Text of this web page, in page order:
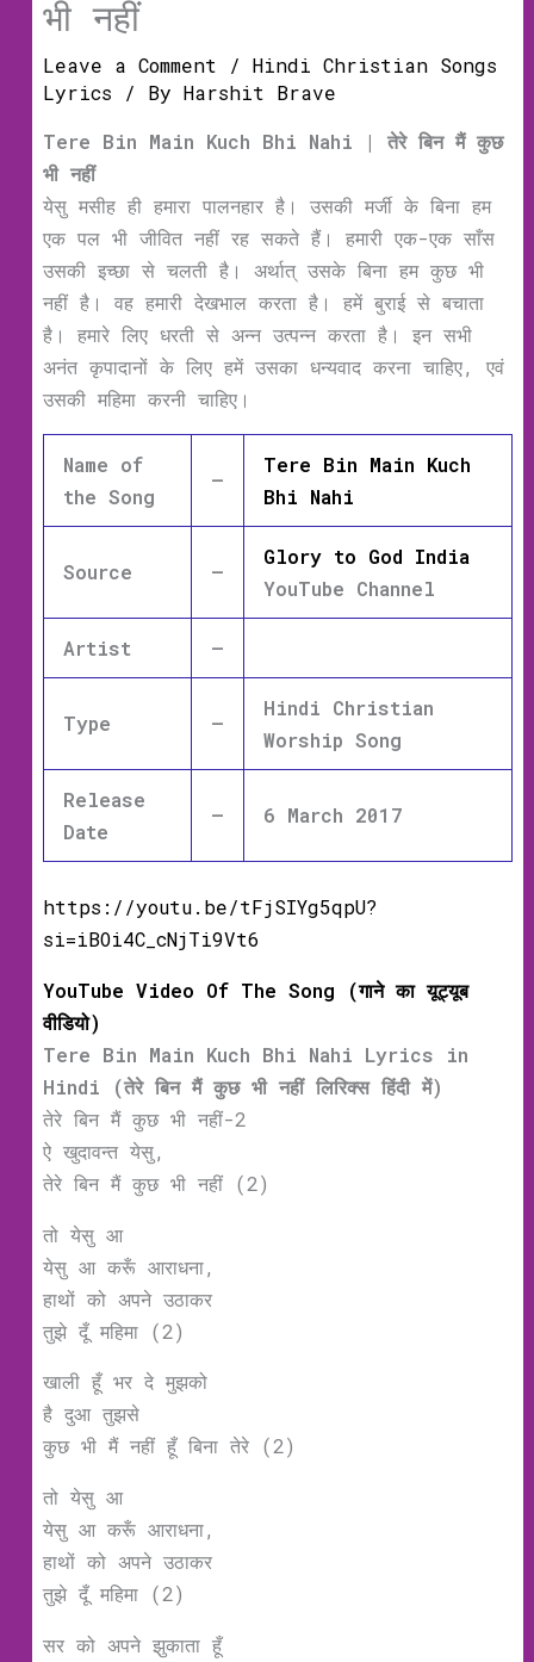
भी नहीं
Leave a Comment / Hindi Christian Songs
Lyrics / By Harshit Brave
Tere Bin Main Kuch Bhi Nahi | तेरे बिन मैं कुछ
भी नहीं
येसु मसीह ही हमारा पालनहार है। उसकी मर्जी के बिना हम
एक पल भी जीवित नहीं रह सकते हैं। हमारी एक-एक साँस
उसकी इच्छा से चलती है। अर्थात् उसके बिना हम कुछ भी
नहीं है। वह हमारी देखभाल करता है। हमें बुराई से बचाता
है। हमारे लिए धरती से अन्न उत्पन्न करता है। इन सभी
अनंत कृपादानों के लिए हमें उसका धन्यवाद करना चाहिए, एवं
उसकी महिमा करनी चाहिए।
Name of
the Song
–
Tere Bin Main Kuch
Bhi Nahi
Source –
Glory to God India
YouTube Channel
Artist –
Type –
Hindi Christian
Worship Song
Release
Date
– 6 March 2017
https://youtu.be/tFjSIYg5qpU?
si=iBOi4C_cNjTi9Vt6
YouTube Video Of The Song (गाने का यूट्यूब
वीडियो)
Tere Bin Main Kuch Bhi Nahi Lyrics in
Hindi (तेरे बिन मैं कुछ भी नहीं लिरिक्‍स हिंदी में)
तेरे बिन मैं कुछ भी नहीं-2
ऐ खुदावन्त येसु,
तेरे बिन मैं कुछ भी नहीं (2)
तो येसु आ
येसु आ करूँ आराधना,
हाथों को अपने उठाकर
तुझे दूँ महिमा (2)
खाली हूँ भर दे मुझको
है दुआ तुझसे
कुछ भी मैं नहीं हूँ बिना तेरे (2)
तो येसु आ
येसु आ करूँ आराधना,
हाथों को अपने उठाकर
तुझे दूँ महिमा (2)
सर को अपने झुकाता हूँ